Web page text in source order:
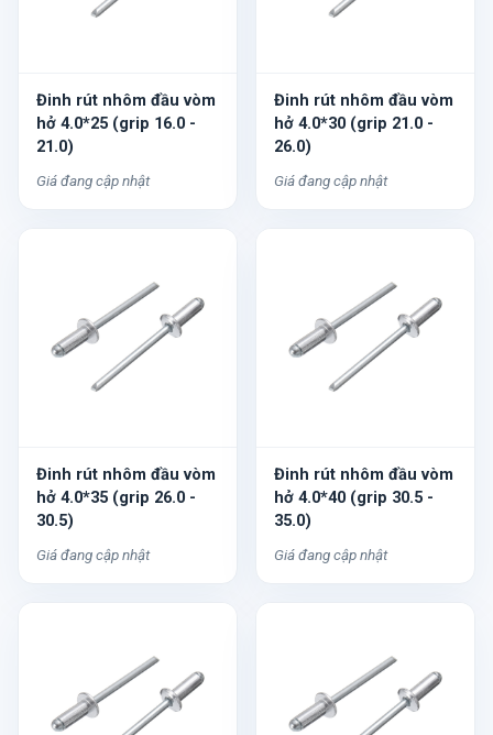
Đinh rút nhôm đầu vòm
hở 4.0*25 (grip 16.0 -
21.0)
Giá đang cập nhật
Đinh rút nhôm đầu vòm
hở 4.0*30 (grip 21.0 -
26.0)
Giá đang cập nhật
Đinh rút nhôm đầu vòm
hở 4.0*35 (grip 26.0 -
30.5)
Giá đang cập nhật
Đinh rút nhôm đầu vòm
hở 4.0*40 (grip 30.5 -
35.0)
Giá đang cập nhật